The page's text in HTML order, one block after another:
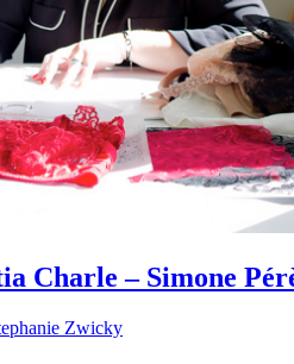
Charle – Simone
Zwicky